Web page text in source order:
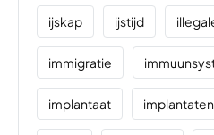
ijskap ijstijd
immigratie
implantaat implantaten